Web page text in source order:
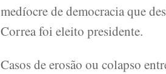
medíocre de democracia que
Correa foi eleito presidente.
Casos de erosão ou colapso